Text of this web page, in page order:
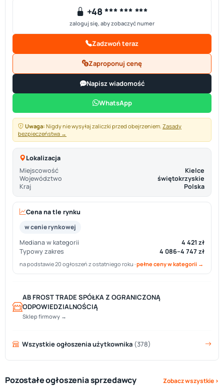
+48 *** *** ***
zaloguj się, aby zobaczyć numer
Zadzwoń teraz
Zaproponuj cenę
Napisz wiadomość
WhatsApp
Uwaga: Nigdy nie wysyłaj zaliczki przed obejrzeniem. Zasady
bezpieczeństwa →
Lokalizacja
Miejscowość
Kielce
Województwo
świętokrzyskie
Kraj
Polska
Cena na tle rynku
w cenie rynkowej
Mediana w kategorii
4 421 zł
Typowy zakres
4 086–4 747 zł
na podstawie 20 ogłoszeń z ostatniego roku ·pełne ceny w kategorii →
AB FROST TRADE SPÓŁKA Z OGRANICZONĄ
ODPOWIEDZIALNOŚCIĄ
Sklep firmowy →
Wszystkie ogłoszenia użytkownika (378)
Pozostałe ogłoszenia sprzedawcy
Zobacz wszystkie ›